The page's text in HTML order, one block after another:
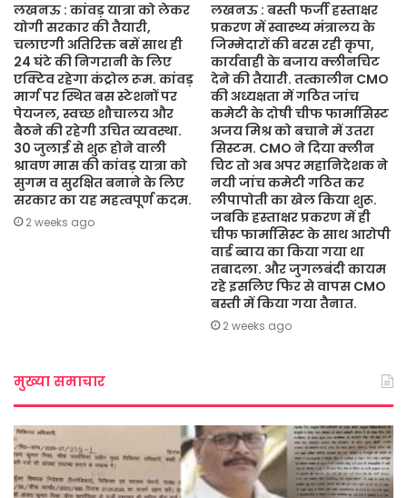
लखनऊ : कांवड़ यात्रा को लेकर
योगी सरकार की तैयारी,
चलाएगी अतिरिक्त बसें साथ ही
24 घंटे की निगरानी के लिए
एक्टिव रहेगा कंट्रोल रूम. कांवड़
मार्ग पर स्थित बस स्टेशनों पर
पेयजल, स्वच्छ शौचालय और
बैठने की रहेगी उचित व्यवस्था.
30 जुलाई से शुरू होने वाली
श्रावण मास की कांवड़ यात्रा को
सुगम व सुरक्षित बनाने के लिए
सरकार का यह महत्वपूर्ण कदम.
2 weeks ago
लखनऊ : बस्ती फर्जी हस्ताक्षर
प्रकरण में स्वास्थ्य मंत्रालय के
जिम्मेदारों की बरस रही कृपा,
कार्यवाही के बजाय क्लीनचिट
देने की तैयारी. तत्कालीन CMO
की अध्यक्षता में गठित जांच
कमेटी के दोषी चीफ फार्मासिस्ट
अजय मिश्र को बचाने में उतरा
सिस्टम. CMO ने दिया क्लीन
चिट तो अब अपर महानिदेशक ने
नयी जांच कमेटी गठित कर
लीपापोती का खेल किया शुरू.
जबकि हस्ताक्षर प्रकरण में ही
चीफ फार्मासिस्ट के साथ आरोपी
वार्ड ब्वाय का किया गया था
तबादला. और जुगलबंदी कायम
रहे इसलिए फिर से वापस CMO
बस्ती में किया गया तैनात.
2 weeks ago
मुख्या समाचार